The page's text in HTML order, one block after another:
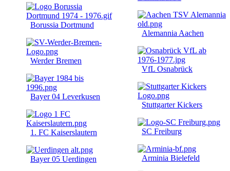
Borussia Dortmund
Werder Bremen
Bayer 04 Leverkusen
1. FC Kaiserslautern
Bayer 05 Uerdingen
Alemannia Aachen
VfL Osnabrück
Stuttgarter Kickers
SC Freiburg
Arminia Bielefeld